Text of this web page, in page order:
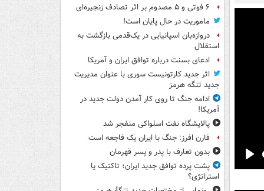
۶ فوتی و ۵ مصدوم بر اثر تصادف زنجیره‌ای
ماموریت در حال پایان است!
دروازه‌بان اسپانیایی در یک‌قدمی بازگشت به
استقلال
ادعای بسنت درباره توافق ایران و آمریکا
اثر جدید کارتونیست سوری با عنوان مدیریت
جدید تنگه هرمز
ادامه جنگ تا روی کار آمدن دولت جدید در
آمریکا!
پالایشگاه نفت اسلواکی منفجر شد
فارن افرز: جنگ با ایران یک فاجعه است
بدون تعارف با پدر و پسر قهرمان
پشت پرده توافق جدید ایران؛ تاکتیک یا
استراتژی؟